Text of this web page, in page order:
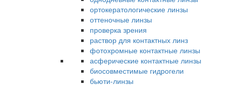
ортокератологические линзы
оттеночные линзы
проверка зрения
раствор для контактных линз
фотохромные контактные линзы
асферические контактные линзы
биосовместимые гидрогели
бьюти-линзы